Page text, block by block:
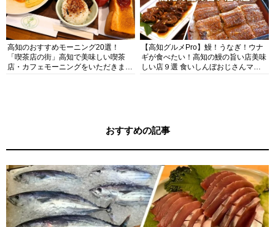
高知のおすすめモーニング20選！
「喫茶店の街」高知で美味しい喫茶
店・カフェモーニングをいただきま
【高知グルメPro】鰻！うなぎ！ウナ
ギが食べたい！高知の鰻の旨い店美味
しい店９選 食いしんぼおじさんマッ
おすすめの記事